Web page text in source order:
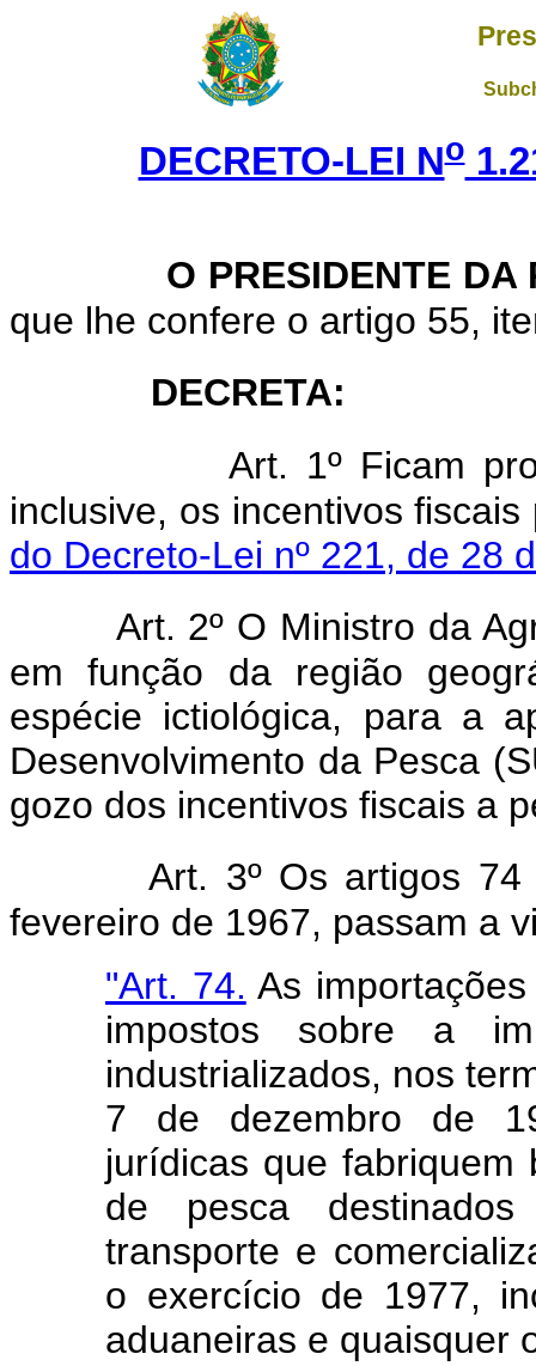
DECRETO-LEI No
O PRESIDENTE DA
que lhe confere o artigo 55,
DECRETA:
Art. 1º Ficam
inclusive, os incentivos
do Decreto-Lei nº 221, de 28
Art. 2º O Ministro da
em função da região
espécie ictiológica, para a
Desenvolvimento da Pesca
gozo dos incentivos fiscais a
Art. 3º Os artigos
fevereiro de 1967, passam a
"Art. 74. As
impostos sobre a
industrializados, nos
7 de dezembro de
jurídicas que
de pesca
transporte e
o exercício de 1977,
aduaneiras e quaisquer